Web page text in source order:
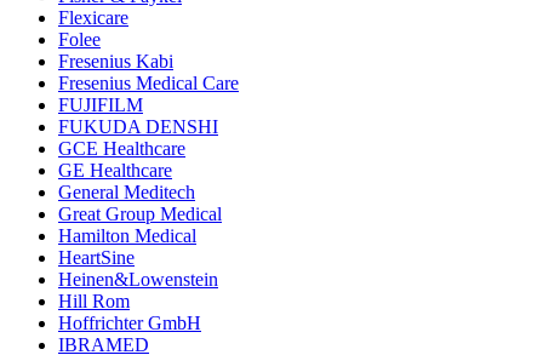
Flexicare
Folee
Fresenius Kabi
Fresenius Medical Care
FUJIFILM
FUKUDA DENSHI
GCE Healthcare
GE Healthcare
General Meditech
Great Group Medical
Hamilton Medical
HeartSine
Heinen&Lowenstein
Hill Rom
Hoffrichter GmbH
IBRAMED